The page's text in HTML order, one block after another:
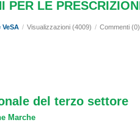
PER LE
VeSA / Visualizzazioni (4009) / Commenti (0)
del terzo settore
Marche